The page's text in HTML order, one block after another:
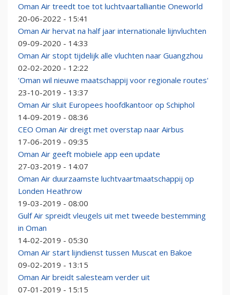
Oman Air treedt toe tot luchtvaartalliantie Oneworld
20-06-2022 - 15:41
Oman Air hervat na half jaar internationale lijnvluchten
09-09-2020 - 14:33
Oman Air stopt tijdelijk alle vluchten naar Guangzhou
02-02-2020 - 12:22
'Oman wil nieuwe maatschappij voor regionale routes'
23-10-2019 - 13:37
Oman Air sluit Europees hoofdkantoor op Schiphol
14-09-2019 - 08:36
CEO Oman Air dreigt met overstap naar Airbus
17-06-2019 - 09:35
Oman Air geeft mobiele app een update
27-03-2019 - 14:07
Oman Air duurzaamste luchtvaartmaatschappij op
Londen Heathrow
19-03-2019 - 08:00
Gulf Air spreidt vleugels uit met tweede bestemming
in Oman
14-02-2019 - 05:30
Oman Air start lijndienst tussen Muscat en Bakoe
09-02-2019 - 13:15
Oman Air breidt salesteam verder uit
07-01-2019 - 15:15